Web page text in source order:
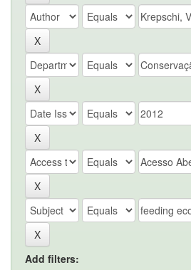
Add filters: